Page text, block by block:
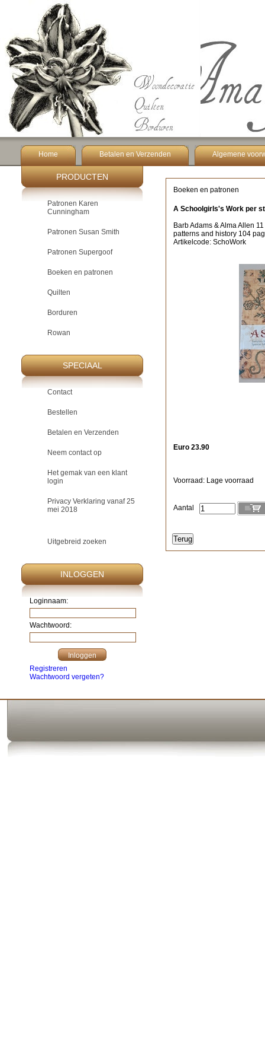
Home Betalen en Verzenden Algemene
PRODUCTEN
Patronen Karen
Cunningham
Patronen Susan Smith
Patronen Supergoof
Boeken en patronen
Quilten
Borduren
Rowan
SPECIAAL
Contact
Bestellen
Betalen en Verzenden
Neem contact op
Het gemak van een klant
login
Privacy Verklaring vanaf 25
mei 2018
Uitgebreid zoeken
INLOGGEN
Loginnaam:
Wachtwoord:
Registreren
Wachtwoord vergeten?
Boeken en patronen
A Schoolgirls's Work per
Barb Adams & Alma Allen
patterns and history 104
Artikelcode: SchoWork
Euro 23.90
Voorraad: Lage voorraad
Aantal